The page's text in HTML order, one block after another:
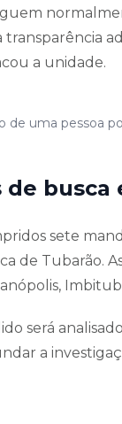
transparência
a unidade.
de uma pessoa
de
sete
de Tubarão.
será
a